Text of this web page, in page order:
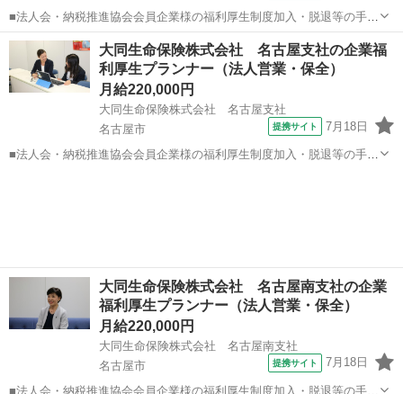
■法人会・納税推進協会会員企業様の福利厚生制度加入・脱退等の手続
きなどをお任せします。 家庭訪問ではなく、会員である法人企業様へ
と出向き、当社のお薦めするプランのご案内などがメイン。個人宅訪
問や知人・友人への保険勧誘は一切あ...
愛知 名古屋市 代理店営業
大同生命保険株式会社 名古屋支社の企業福
利厚生プランナー（法人営業・保全）
月給220,000円
大同生命保険株式会社 名古屋支社
名古屋市
提携サイト 7月18日
■法人会・納税推進協会会員企業様の福利厚生制度加入・脱退等の手続
大同生命保険株式会社 名古屋南支社の企業
福利厚生プランナー（法人営業・保全）
月給220,000円
大同生命保険株式会社 名古屋南支社
名古屋市
提携サイト 7月18日
■法人会・納税推進協会会員企業様の福利厚生制度加入・脱退等の手続